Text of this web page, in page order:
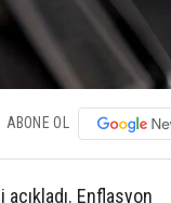
ABONE OL
Enflasyon